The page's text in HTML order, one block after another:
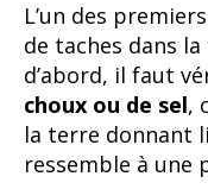
L’un des
de taches dans
d’abord, il faut
choux ou de sel,
la terre donnant
ressemble à une